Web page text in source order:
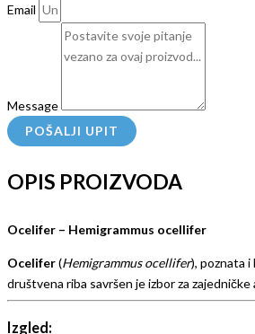
Email
Message
POŠALJI UPIT
OPIS PROIZVODA
Ocelifer – Hemigrammus ocellifer
Ocelifer(Hemigrammus ocellifer), poznata i
društvena riba savršen je izbor za
Izgled: